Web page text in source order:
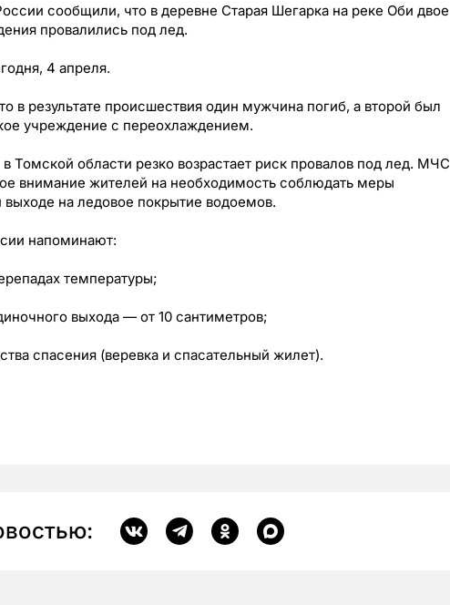
сообщили, что в деревне Старая Шегарка на реке Оби двое
провалились под лед.
4 апреля.
в результате происшествия один мужчина погиб, а второй был
учреждение с переохлаждением.
Томской области резко возрастает риск провалов под лед. МЧС
внимание жителей на необходимость соблюдать меры
на ледовое покрытие водоемов.
напоминают:
температуры;
выхода — от 10 сантиметров;
спасения (веревка и спасательный жилет).